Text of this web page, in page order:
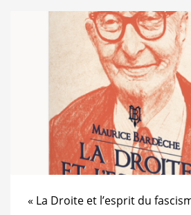
« La Droite et l’esprit du